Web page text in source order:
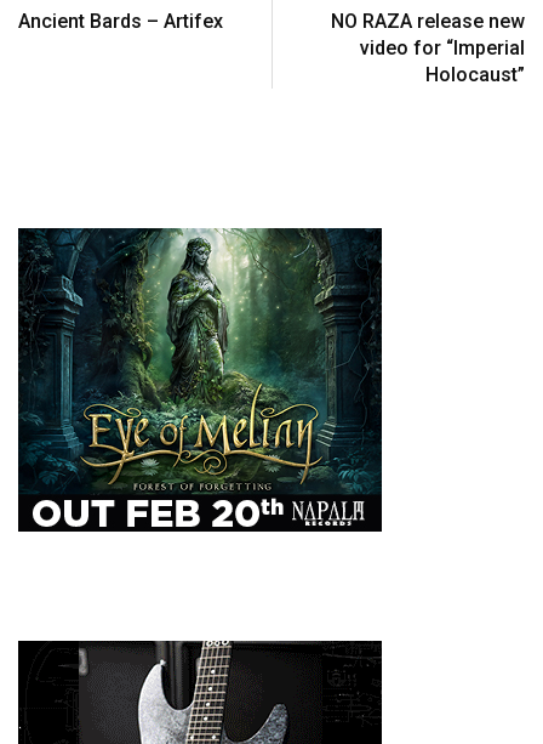
Ancient Bards – Artifex
NO RAZA release new
video for “Imperial
Holocaust”